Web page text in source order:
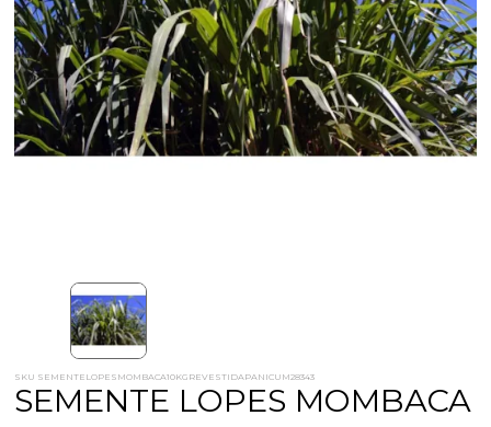
SKU SEMENTELOPESMOMBACA10KGREVESTIDAPANICUM28343
SEMENTE LOPES MOMBACA